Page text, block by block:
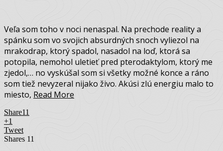
Veľa som toho v noci nenaspal. Na prechode reality a
spánku som vo svojich absurdných snoch vyliezol na
mrakodrap, ktorý spadol, nasadol na loď, ktorá sa
potopila, nemohol uletieť pred pterodaktylom, ktorý me
zjedol,… no vyskúšal som si všetky možné konce a ráno
som tiež nevyzeral nijako živo. Akúsi zlú energiu malo to
miesto, Read More
Share11
+1
Tweet
Shares 11